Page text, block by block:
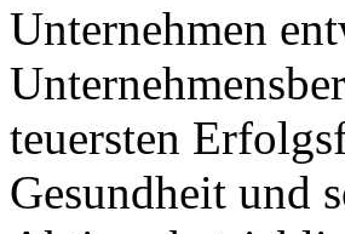
Unternehmen
teuersten
Gesundheit und